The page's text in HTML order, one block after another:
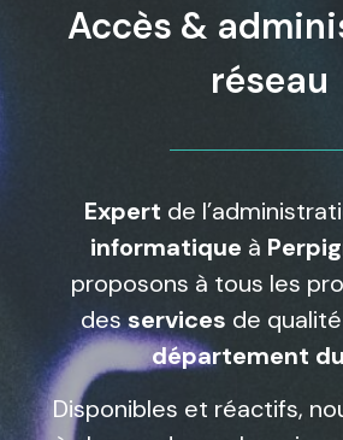
Accès &
réseau
Expert de
informatique à
proposons à tous les
desservices de
département
Disponibles et réactifs,